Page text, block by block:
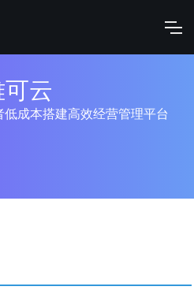
可云
成本搭建高效经营管理平台